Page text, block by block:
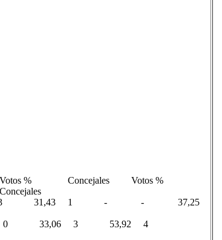
% Concejales Votos %
4 39,86 3 31,43 1 - - 37,25
0 33,06 3 53,92 4